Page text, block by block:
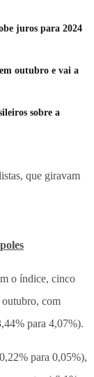
juros para 2024
outubro e vai a
sobre a
que giravam
o índice, cinco
outubro, com
para 4,07%).
para 0,05%),